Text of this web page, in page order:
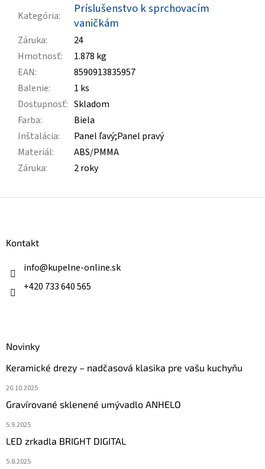
Kategória:
Príslušenstvo k sprchovacím
vaničkám
Záruka:
24
Hmotnosť:
1.878 kg
EAN:
8590913835957
Balenie:
1 ks
Dostupnosť: Skladom
Farba:
Biela
Inštalácia:
Panel ľavý;Panel pravý
Materiál:
ABS/PMMA
Záruka: 2 roky
Kontakt
info@kupelne-online.sk
+420 733 640 565
Novinky
Keramické drezy – nadčasová klasika pre vašu kuchyňu
20.10.2025
Gravírované sklenené umývadlo ANHELO
5.9.2025
LED zrkadla BRIGHT DIGITAL
5.8.2025